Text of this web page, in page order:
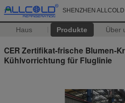
SHENZHEN
Haus Produkte Über
CER Zertifikat-frische Blumen-
Kühlvorrichtung für Fluglinie